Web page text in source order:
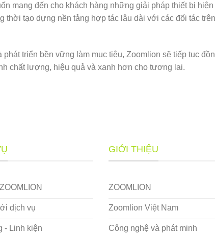
mang đến cho khách hàng những giải pháp thiết bị hiện
thời tạo dựng nền tảng hợp tác lâu dài với các đối tác trên
triển bền vững làm mục tiêu, Zoomlion sẽ tiếp tục
chất lượng, hiệu quả và xanh hơn cho tương lai.
dịch vụ
- Linh kiện
GIỚI THIỆU
ZOOMLION
Zoomlion Việt Nam
Công nghệ và phát minh